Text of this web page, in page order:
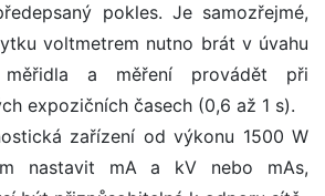
pokles. Je samozřejmé,
voltmetrem nutno brát v úvahu
a měření provádět při
expozičních časech (0,6 až 1 s).
zařízení od výkonu 1500 W
nastavit mA a kV nebo mAs,